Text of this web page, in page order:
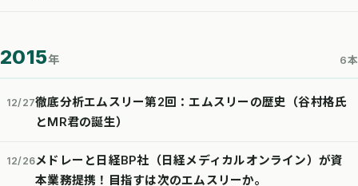
2015年 6本
12/27徹底分析エムスリー第2回：エムスリーの歴史（谷村格氏
とMR君の誕生）
12/26メドレーと日経BP社（日経メディカルオンライン）が資
本業務提携！目指すは次のエムスリーか。